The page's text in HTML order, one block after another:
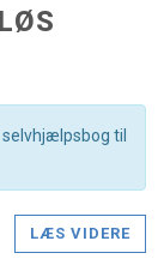
selvhjælpsbog til
LÆS VIDERE